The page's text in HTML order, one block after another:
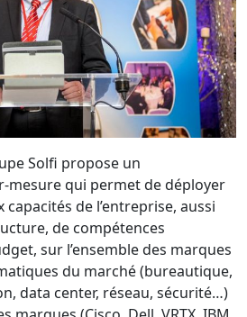
Solfi propose un
mesure qui permet de déployer
de l’entreprise, aussi
de compétences
sur l’ensemble des marques
du marché (bureautique,
data center, réseau, sécurité…)